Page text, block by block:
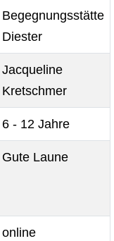
Begegnungsstätte
Diester
Jacqueline
Kretschmer
6 - 12 Jahre
Gute Laune
online